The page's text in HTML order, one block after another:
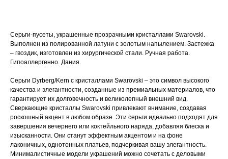
Серьги-пусеты, украшенные прозрачными кристаллами Swarovski.
Выполнен из полированной латуни c золотым напылением. Застежка
– гвоздик, изготовлен из хирургической стали. Ручная работа.
Гипоаллергенно. Дания.
Серьги Dyrberg/Kern с кристаллами Swarovski – это символ высокого
качества и элегантности, созданные из премиальных материалов, что
гарантирует их долговечность и великолепный внешний вид.
Сверкающие кристаллы Swarovski привлекают внимание, создавая
роскошный акцент в любом образе. Эти серьги идеально подходят для
завершения вечернего или коктейльного наряда, добавляя блеска и
изысканности. Они станут эффектным акцентом и на фоне
лаконичных, однотонных платьев, подчеркивая вашу элегантность.
Минималистичные модели украшений можно сочетать с деловыми